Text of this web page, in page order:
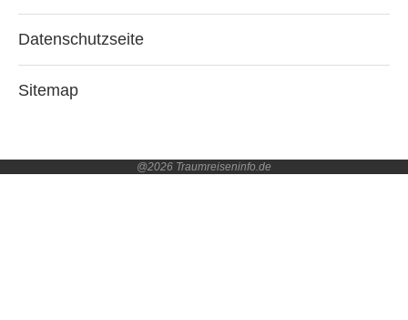
Datenschutzseite
Sitemap
@2026 Traumreiseninfo.de